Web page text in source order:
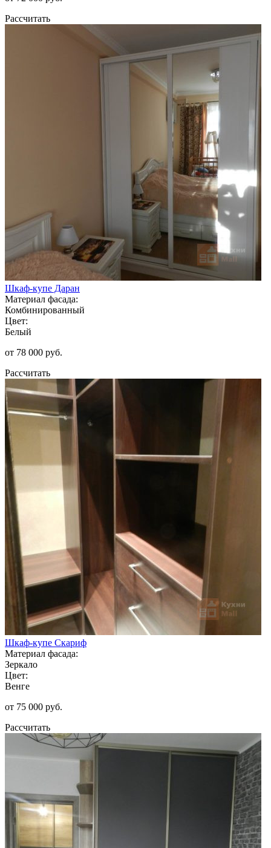
Рассчитать
Шкаф-купе Даран
Материал фасада:
Комбинированный
Цвет:
Белый
от 78 000 руб.
Рассчитать
Шкаф-купе Скариф
Материал фасада:
Зеркало
Цвет:
Венге
от 75 000 руб.
Рассчитать